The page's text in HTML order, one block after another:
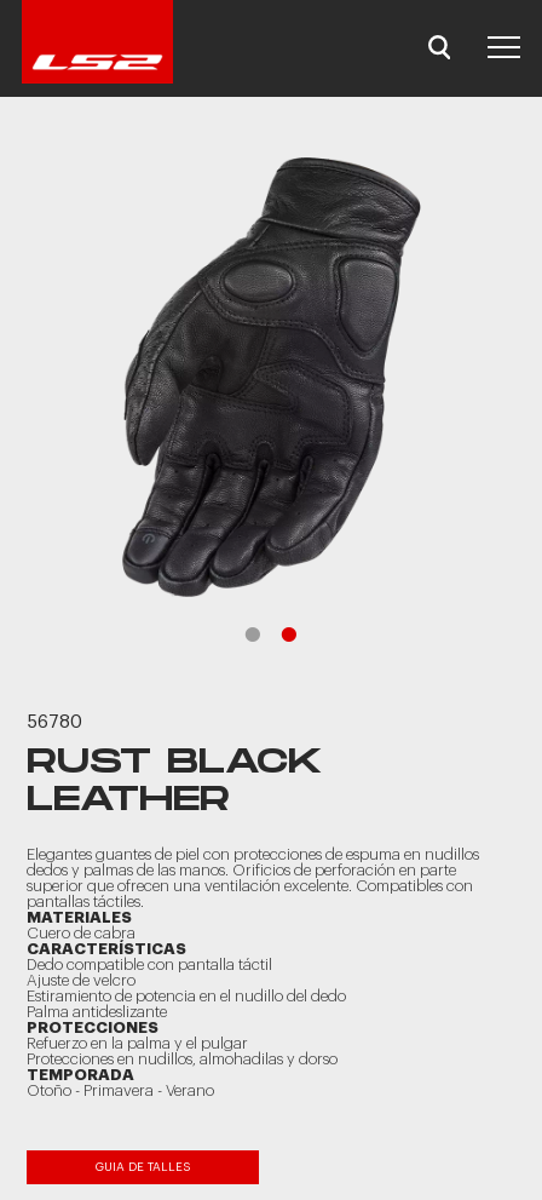
56780
RUST BLACK
LEATHER
Elegantes guantes de piel con protecciones de espuma en nudillos
dedos y palmas de las manos. Orificios de perforación en parte
superior que ofrecen una ventilación excelente. Compatibles con
pantallas táctiles.
MATERIALES
Cuero de cabra
CARACTERÍSTICAS
Dedo compatible con pantalla táctil
Ajuste de velcro
Estiramiento de potencia en el nudillo del dedo
Palma antideslizante
PROTECCIONES
Refuerzo en la palma y el pulgar
Protecciones en nudillos, almohadilas y dorso
TEMPORADA
Otoño - Primavera - Verano
GUIA DE TALLES